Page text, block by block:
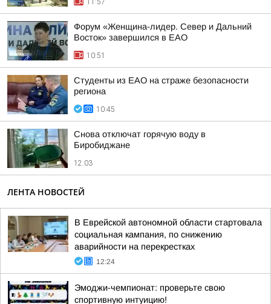
11:57
Форум «Женщина-лидер. Север и Дальний
Восток» завершился в ЕАО
10:51
Студенты из ЕАО на страже безопасности
региона
10:45
Снова отключат горячую воду в
Биробиджане
12:03
ЛЕНТА НОВОСТЕЙ
В Еврейской автономной области стартовала
социальная кампания, по снижению
аварийности на перекрестках
12:24
Эмоджи-чемпионат: проверьте свою
спортивную интуицию!